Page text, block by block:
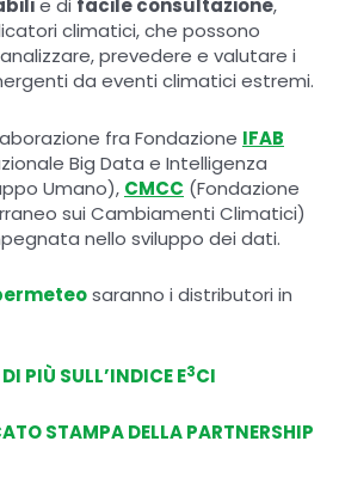
e di facile consultazione,
climatici, che possono
prevedere e valutare i
da eventi climatici estremi.
fra Fondazione IFAB
Big Data e Intelligenza
Umano), CMCC (Fondazione
sui Cambiamenti Climatici)
nello sviluppo dei dati.
saranno i distributori in
PIÙ SULL’INDICE E3CI
STAMPA DELLA PARTNERSHIP